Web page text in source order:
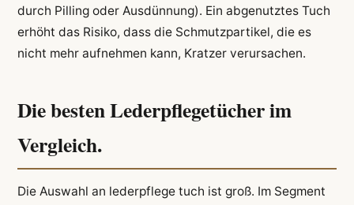
durch Pilling oder Ausdünnung). Ein abgenutztes Tuch
erhöht das Risiko, dass die Schmutzpartikel, die es
nicht mehr aufnehmen kann, Kratzer verursachen.
Die besten Lederpflegetücher im
Vergleich.
Die Auswahl an lederpflege tuch ist groß. Im Segment